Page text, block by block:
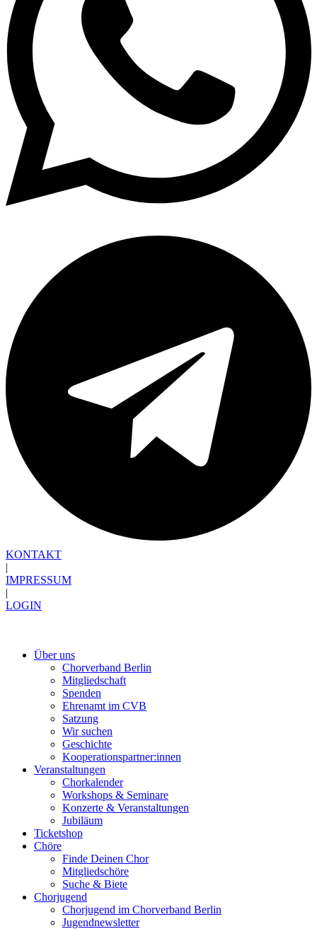
KONTAKT
IMPRESSUM
LOGIN
Über uns
Chorverband Berlin
Mitgliedschaft
Spenden
Ehrenamt im CVB
Satzung
Wir suchen
Geschichte
Kooperationspartner:innen
Veranstaltungen
Chorkalender
Workshops & Seminare
Konzerte & Veranstaltungen
Jubiläum
Ticketshop
Chöre
Finde Deinen Chor
Mitgliedschöre
Suche & Biete
Chorjugend
Chorjugend im Chorverband Berlin
Jugendnewsletter